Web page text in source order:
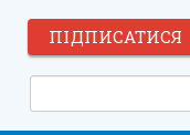
ПІДПИСАТИСЯ